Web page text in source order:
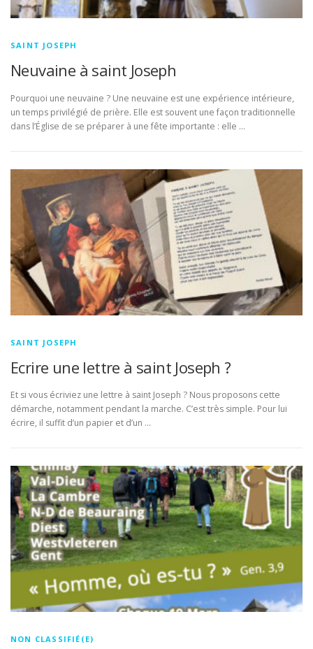
SAINT JOSEPH
Neuvaine à saint Joseph
Pourquoi une neuvaine ? Une neuvaine est une expérience intérieure,
un temps privilégié de prière. Elle est souvent une façon traditionnelle
dans l’Église de se préparer à une fête importante : elle …
SAINT JOSEPH
Ecrire une lettre à saint Joseph ?
Et si vous écriviez une lettre à saint Joseph ? Nous proposons cette
démarche, notamment pendant la marche. C’est très simple. Pour lui
écrire, il suffit d’un papier et d’un …
NON CLASSIFIÉ(E)